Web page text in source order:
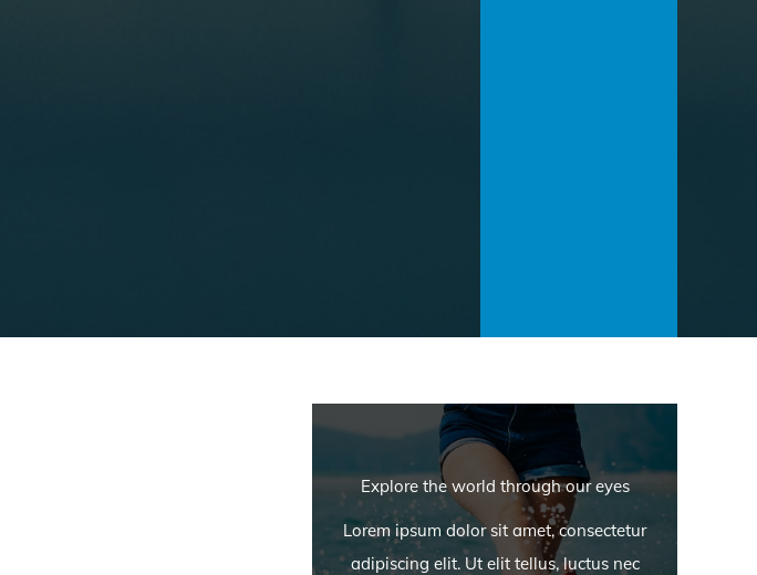
Explore the world through our eyes
Lorem ipsum dolor sit amet, consectetur
adipiscing elit. Ut elit tellus, luctus nec